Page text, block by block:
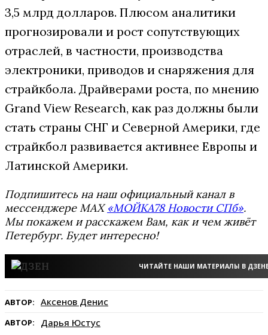
3,5 млрд долларов. Плюсом аналитики
прогнозировали и рост сопутствующих
отраслей, в частности, производства
электроники, приводов и снаряжения для
страйкбола. Драйверами роста, по мнению
Grand View Research, как раз должны были
стать страны СНГ и Северной Америки, где
страйкбол развивается активнее Европы и
Латинской Америки.
Подпишитесь на наш официальный канал в
мессенджере MAX«МОЙКА78 Новости СПб».
Мы покажем и расскажем Вам, как и чем живёт
Петербург. Будет интересно!
ЧИТАЙТЕ НАШИ МАТЕРИАЛЫ В
АВТОР: Аксенов Денис
АВТОР: Дарья Юстус